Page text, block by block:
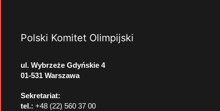
Polski Komitet Olimpijski
ul. Wybrzeże Gdyńskie 4
01-531 Warszawa
Sekretariat:
tel.: +48 (22) 560 37 00